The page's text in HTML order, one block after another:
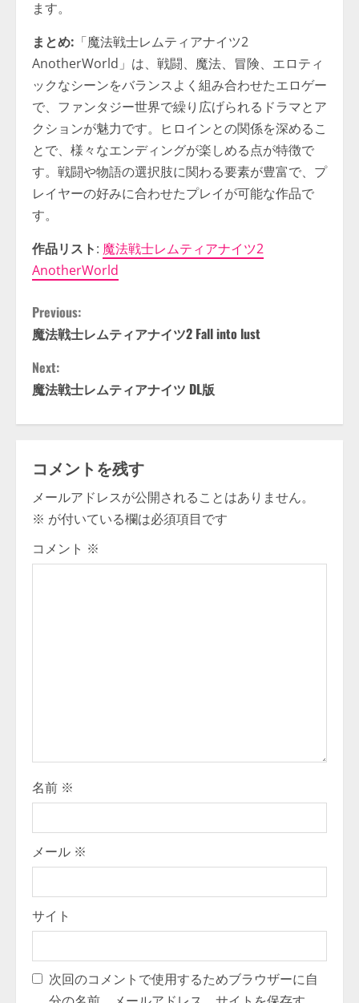
ます。
まとめ: 「魔法戦士レムティアナイツ2
AnotherWorld」は、戦闘、魔法、冒険、エロティ
ックなシーンをバランスよく組み合わせたエロゲー
で、ファンタジー世界で繰り広げられるドラマとア
クションが魅力です。ヒロインとの関係を深めるこ
とで、様々なエンディングが楽しめる点が特徴で
す。戦闘や物語の選択肢に関わる要素が豊富で、プ
レイヤーの好みに合わせたプレイが可能な作品で
す。
作品リスト: 魔法戦士レムティアナイツ2
AnotherWorld
C
o
n
t
n
u
e
n
g
Previous:
魔法戦士レムティアナイツ2 Fall into lust
Next:
魔法戦士レムティアナイツ DL版
コメントを残す
メールアドレスが公開されることはありません。
※ が付いている欄は必須項目です
コメント ※
名前 ※
メール ※
サイト
次回のコメントで使用するためブラウザーに自